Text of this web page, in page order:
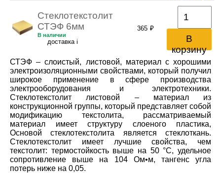
Стеклотекстолит
СТЭФ 6мм
В наличии
доставка i
365 ₽
В
корзину
СТЭФ – слоистый, листовой, материал с хорошими
электроизоляционными свойствами, который получил
широкое применение в сфере производства
электрооборудования и электротехники.
Стеклотекстолит листовой – материал из
конструкционной группы, который представляет собой
модификацию текстолита, рассматриваемый
материал имеет структуру слоеного пластика,
Основой стеклотекстолита является стеклоткань.
Стеклотекстолит имеет лучшие свойства, чем
текстолит: термостойкость выше на 50 °C, удельное
сопротивление выше на 104 Ом•м, тангенс угла
потерь ниже на 0,05.